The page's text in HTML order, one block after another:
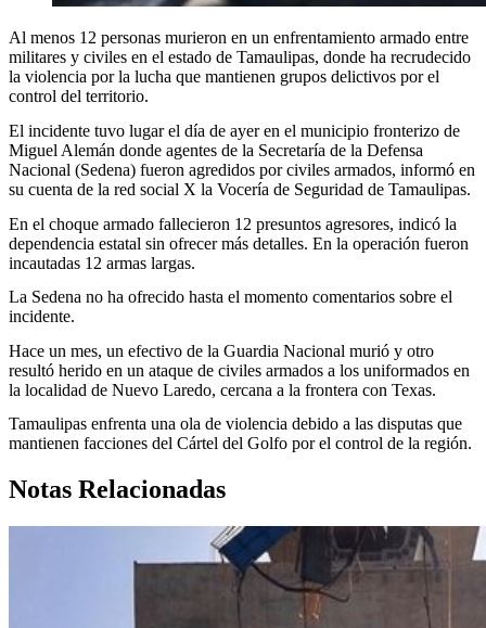
Al menos 12 personas murieron en un enfrentamiento armado entre
militares y civiles en el estado de Tamaulipas, donde ha recrudecido
la violencia por la lucha que mantienen grupos delictivos por el
control del territorio.
El incidente tuvo lugar el día de ayer en el municipio fronterizo de
Miguel Alemán donde agentes de la Secretaría de la Defensa
Nacional (Sedena) fueron agredidos por civiles armados, informó en
su cuenta de la red social X la Vocería de Seguridad de Tamaulipas.
En el choque armado fallecieron 12 presuntos agresores, indicó la
dependencia estatal sin ofrecer más detalles. En la operación fueron
incautadas 12 armas largas.
La Sedena no ha ofrecido hasta el momento comentarios sobre el
incidente.
Hace un mes, un efectivo de la Guardia Nacional murió y otro
resultó herido en un ataque de civiles armados a los uniformados en
la localidad de Nuevo Laredo, cercana a la frontera con Texas.
Tamaulipas enfrenta una ola de violencia debido a las disputas que
mantienen facciones del Cártel del Golfo por el control de la región.
Notas Relacionadas